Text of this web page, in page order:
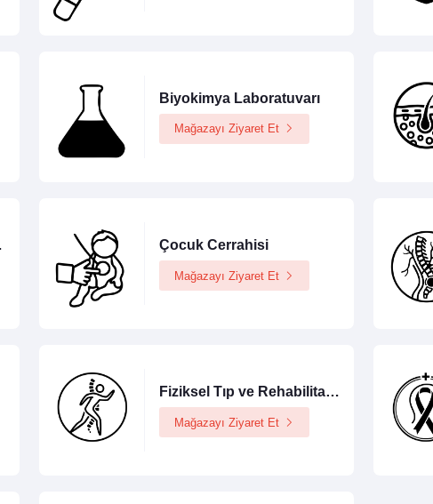
Biyokimya Laboratuvarı
Mağazayı Ziyaret Et
Çocuk Cerrahisi
Mağazayı Ziyaret Et
Fiziksel Tıp ve Rehabilitasyon
Mağazayı Ziyaret Et